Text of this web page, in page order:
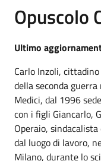
Opuscolo
Ultimo
Carlo Inzoli,
della seconda
Medici, dal 1996
con i figli Giancarlo,
Operaio,
dal luogo di lavoro,
Milano, durante lo